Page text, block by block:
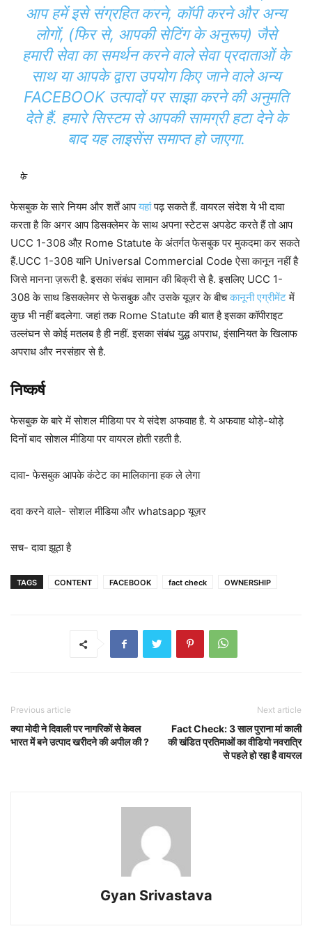
आप हमें इसे संग्रहित करने, कॉपी करने और अन्य
लोगों, (फिर से, आपकी सेटिंग के अनुरूप) जैसे
हमारी सेवा का समर्थन करने वाले सेवा प्रदाताओं के
साथ या आपके द्वारा उपयोग किए जाने वाले अन्य
FACEBOOK उत्पादों पर साझा करने की अनुमति
देते हैं. हमारे सिस्टम से आपकी सामग्री हटा देने के
बाद यह लाइसेंस समाप्त हो जाएगा.
फे
फेसबुक के सारे नियम और शर्तें आपयहांपढ़ सकते हैं. वायरल संदेश ये भी दावा
करता है कि अगर आप डिसक्लेमर के साथ अपना स्टेटस अपडेट करते हैं तो आप
UCC 1-308 औऱ Rome Statute के अंतर्गत फेसबुक पर मुकदमा कर सकते
हैं.UCC 1-308 यानि Universal Commercial Code ऐसा कानून नहीं है
जिसे मानना ज़रूरी है. इसका संबंध सामान की बिक्री से है. इसलिए UCC 1-
308 के साथ डिसक्लेमर से फेसबुक और उसके यूज़र के बीचकानूनी एग्रीमेंटमें
कुछ भी नहीं बदलेगा. जहां तक Rome Statute की बात है इसका कॉपीराइट
उल्लंघन से कोई मतलब है ही नहीं. इसका संबंध युद्ध अपराध, इंसानियत के खिलाफ
अपराध और नरसंहार से है.
निष्कर्ष
फेसबुक के बारे में सोशल मीडिया पर ये संदेश अफवाह है. ये अफवाह थोड़े-थोड़े
दिनों बाद सोशल मीडिया पर वायरल होती रहती है.
दावा- फेसबुक आपके कंटेट का मालिकाना हक ले लेगा
दवा करने वाले- सोशल मीडिया और whatsapp यूज़र
सच- दावा झूठा है
TAGS CONTENT FACEBOOK fact check OWNERSHIP
Previous article
क्या मोदी ने दिवाली पर नागरिकों से केवल
भारत में बने उत्पाद खरीदने की अपील की ?
Next article
Fact Check: 3 साल पुराना मां काली
की खंडित प्रतिमाओं का वीडियो नवरात्रि
से पहले हो रहा है वायरल
Gyan Srivastava